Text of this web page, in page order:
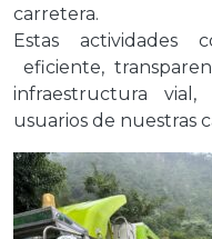
carretera.
Estas actividades
eficiente,
infraestructura
usuarios de nuestras